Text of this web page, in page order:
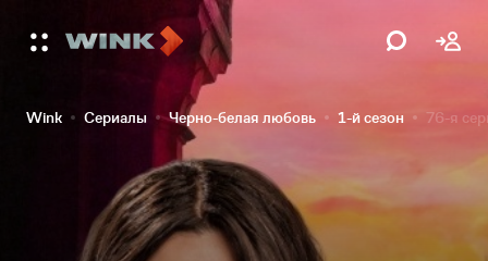
Wink Сериалы Черно-белая любовь 1-й сезон 76-я